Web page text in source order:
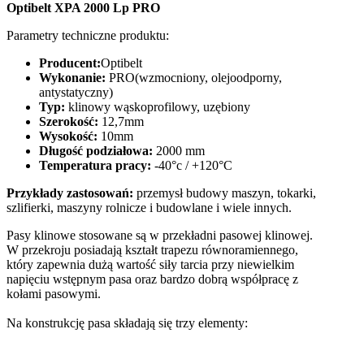
Optibelt XPA 2000 Lp PRO
Parametry techniczne produktu:
Producent:Optibelt
Wykonanie: PRO(wzmocniony, olejoodporny,
antystatyczny)
Typ: klinowy wąskoprofilowy, uzębiony
Szerokość: 12,7mm
Wysokość: 10mm
Długość podziałowa: 2000 mm
Temperatura pracy: -40°c / +120°C
Przykłady zastosowań: przemysł budowy maszyn, tokarki,
szlifierki, maszyny rolnicze i budowlane i wiele innych.
Pasy klinowe stosowane są w przekładni pasowej klinowej.
W przekroju posiadają kształt trapezu równoramiennego,
który zapewnia dużą wartość siły tarcia przy niewielkim
napięciu wstępnym pasa oraz bardzo dobrą współpracę z
kołami pasowymi.
Na konstrukcję pasa składają się trzy elementy: